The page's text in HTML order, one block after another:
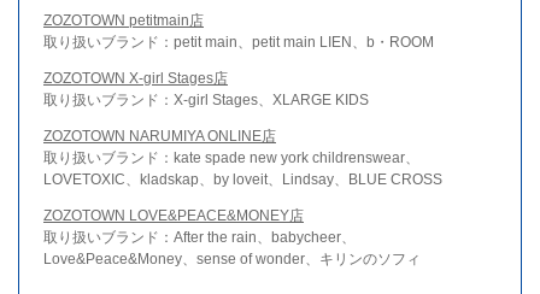
ZOZOTOWN petitmain店
取り扱いブランド：petit main、petit main LIEN、b・ROOM
ZOZOTOWN X-girl Stages店
取り扱いブランド：X-girl Stages、XLARGE KIDS
ZOZOTOWN NARUMIYA ONLINE店
取り扱いブランド：kate spade new york childrenswear、
LOVETOXIC、kladskap、by loveit、Lindsay、BLUE CROSS
ZOZOTOWN LOVE&PEACE&MONEY店
取り扱いブランド：After the rain、babycheer、
Love&Peace&Money、sense of wonder、キリンのソフィ